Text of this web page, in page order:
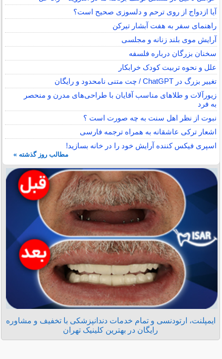
آیا ازدواج از روی ترحم و دلسوزی صحیح است؟
راهنمای سفر به هفت آبشار تیرکن
آرایش موی بلند زنانه و مجلسی
سخنان بزرگان درباره فلسفه
علل و نحوه تربیت کودک خرابکار
تغییر بزرگ در ChatGPT / چت متنی نامحدود و رایگان
زیورآلات و طلاهای مناسب آقایان با طراحی‌های مدرن و منحصر
به فرد
نبوت از نظر اهل سنت به چه صورت است ؟
اشعار ترکی عاشقانه به همراه ترجمه فارسی
اسپری فیکس کننده آرایش خود را در خانه بسازید!
مطالب روز گذشته »
ایمپلنت، ارتودنسی و تمام خدمات دندانپزشکی با تخفیف و مشاوره
رایگان در بهترین کلینیک تهران